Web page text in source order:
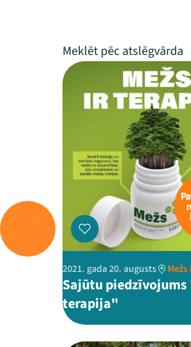
2021. gada 20. augusts
Sajūtu piedzīvojums
terapija"